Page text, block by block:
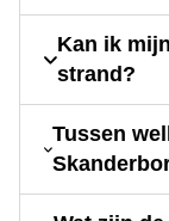
Kan ik
strand?
Tussen